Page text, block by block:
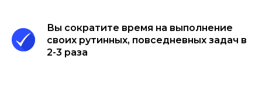
Вы сократите время на выполнение
своих рутинных, повседневных задач в
2-3 раза